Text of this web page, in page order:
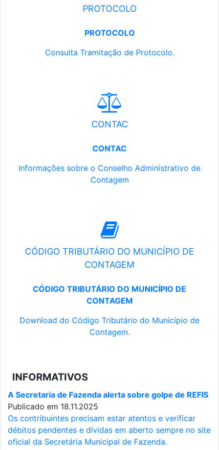
PROTOCOLO
PROTOCOLO
Consulta Tramitação de Protocolo.
CONTAC
CONTAC
Informações sobre o Conselho Administrativo de
Contagem
CÓDIGO TRIBUTÁRIO DO MUNICÍPIO DE
CONTAGEM
CÓDIGO TRIBUTÁRIO DO MUNICÍPIO DE
CONTAGEM
Download do Código Tributário do Município de
Contagem.
INFORMATIVOS
A Secretaria de Fazenda alerta sobre golpe de REFIS
Publicado em 18.11.2025
Os contribuintes precisam estar atentos e verificar
débitos pendentes e dívidas em aberto sempre no site
oficial da Secretária Municipal de Fazenda.